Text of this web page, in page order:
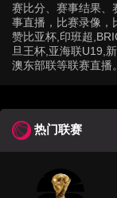
赛比分、赛事结果、
事直播，比赛录像，
赞比亚杯,印班超
旦王杯,亚海联U19,
澳东部联等联赛直播。
热门联赛